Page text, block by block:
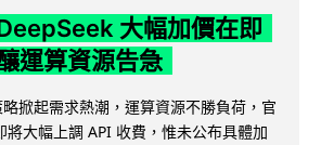
大幅加價在即
運算資源告急
掀起需求熱潮，運算資源不勝負荷，官
將大幅上調 API 收費，惟未公布具體加